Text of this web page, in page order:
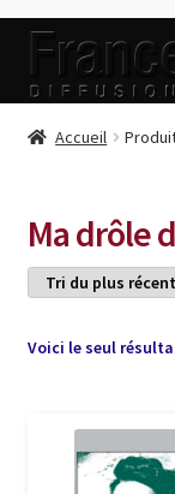
Aller
la
Aller
contenu
Accueil
Conditions de
Connection
Listes d’Envies
Livres de Peter
Accueil
Ma drôle
Voici le seul